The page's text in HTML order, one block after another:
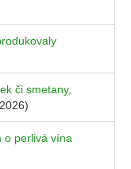
či smetany,
o perlivá vína